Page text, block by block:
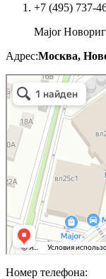
+7 (495) 737-
Major
Адрес:Москва,
Номер телефона: